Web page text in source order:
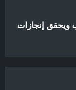
ويحقق إنجازات